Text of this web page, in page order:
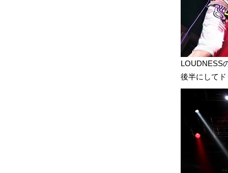
LOUDNESS
後半にして